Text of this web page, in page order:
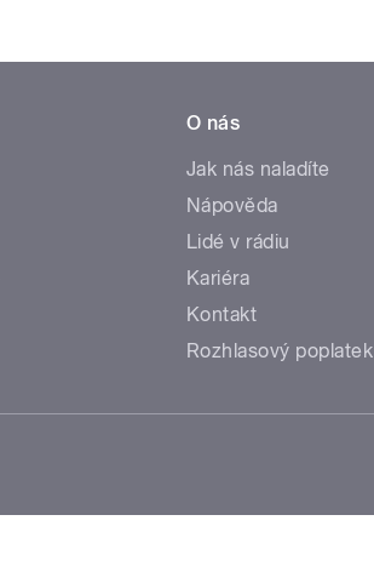
O nás
Jak nás naladíte
Nápověda
Lidé v rádiu
Kariéra
Kontakt
Rozhlasový poplatek